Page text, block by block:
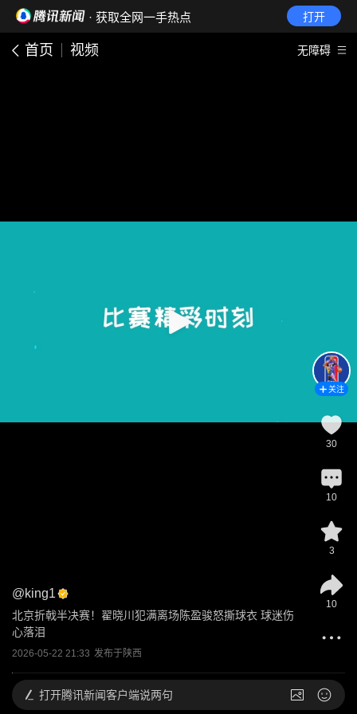
· 获取全网一手热点 打开
首页 视频 无障碍
@king1
北京折戟半决赛！翟晓川犯满离场陈盈骏怒撕球衣 球迷伤
心落泪
2026-05-22 21:33 发布于陕西
关注
30
10
3
10
打开腾讯新闻客户端说两句